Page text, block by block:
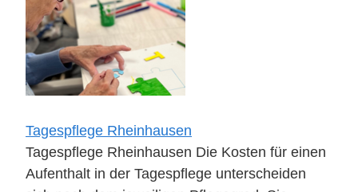
Tagespflege Rheinhausen
Tagespflege Rheinhausen Die Kosten für einen
Aufenthalt in der Tagespflege unterscheiden